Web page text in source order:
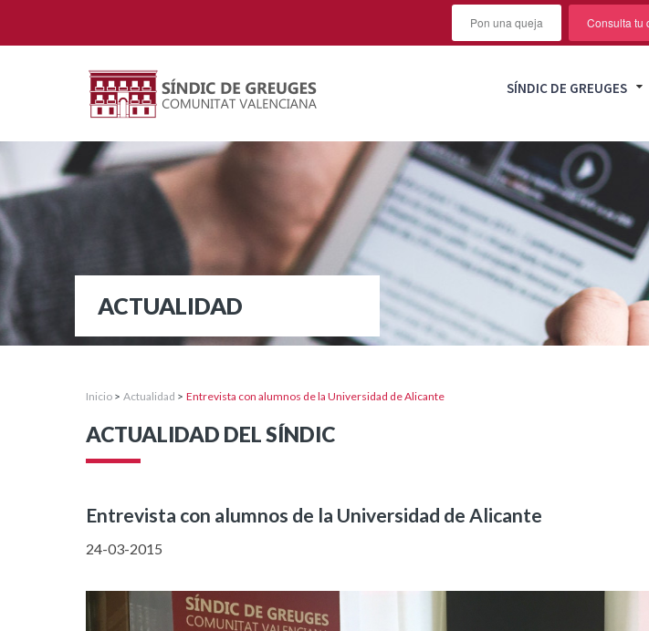
Pon una queja Consulta tu
SÍNDIC DE GREUGES
ACTUALIDAD
Inicio> Actualidad > Entrevista con alumnos de la Universidad de Alicante
ACTUALIDAD DEL SÍNDIC
Entrevista con alumnos de la Universidad de Alicante
24-03-2015